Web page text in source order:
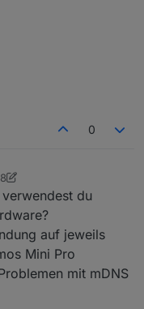
0
2020, 10:50
du
auf jeweils
Mini Pro
mit mDNS